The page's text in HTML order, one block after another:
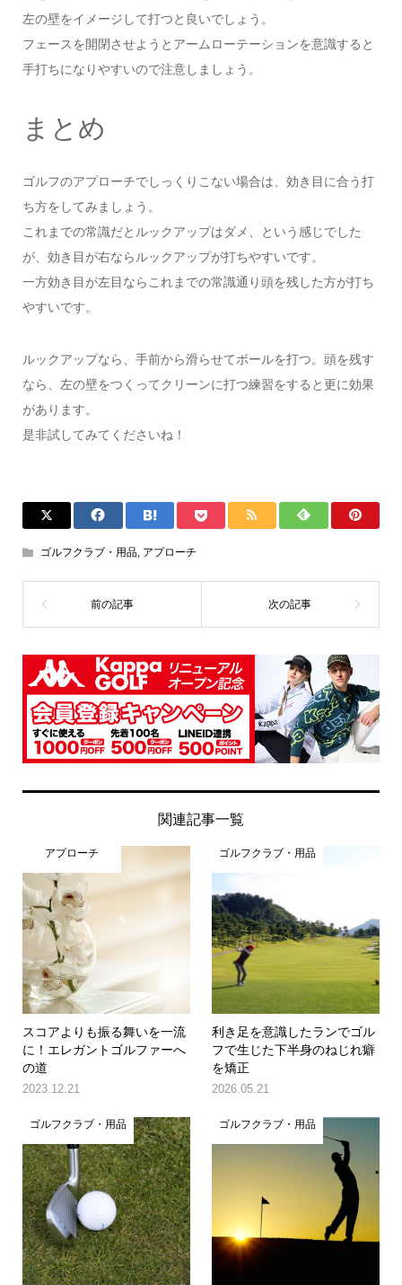
左の壁をイメージして打つと良いでしょう。
フェースを開閉させようとアームローテーションを意識すると
手打ちになりやすいので注意しましょう。
まとめ
ゴルフのアプローチでしっくりこない場合は、効き目に合う打
ち方をしてみましょう。
これまでの常識だとルックアップはダメ、という感じでした
が、効き目が右ならルックアップが打ちやすいです。
一方効き目が左目ならこれまでの常識通り頭を残した方が打ち
やすいです。
ルックアップなら、手前から滑らせてボールを打つ。頭を残す
なら、左の壁をつくってクリーンに打つ練習をすると更に効果
があります。
是非試してみてくださいね！
ゴルフクラブ・用品, アプローチ
関連記事一覧
アプローチ
スコアよりも振る舞いを一流
に！エレガントゴルファーへ
の道
2023.12.21
ゴルフクラブ・用品
利き足を意識したランでゴル
フで生じた下半身のねじれ癖
を矯正
2026.05.21
ゴルフクラブ・用品 ゴルフクラブ・用品